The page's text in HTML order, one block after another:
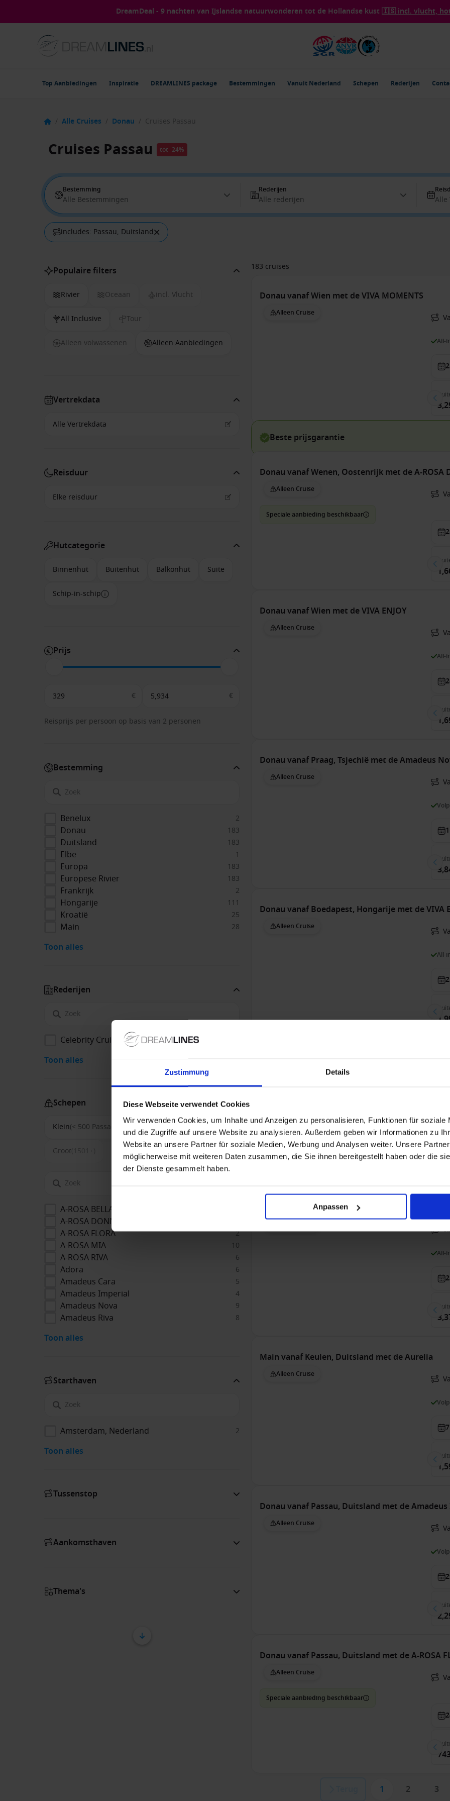
Zustimmung Details
Diese Webseite verwendet Cookies
Wir verwenden Cookies, um Inhalte und Anzeigen zu personalisieren, Funktionen für soziale
und die Zugriffe auf unsere Website zu analysieren. Außerdem geben wir Informationen zu
Website an unsere Partner für soziale Medien, Werbung und Analysen weiter. Unsere
möglicherweise mit weiteren Daten zusammen, die Sie ihnen bereitgestellt haben oder die
der Dienste gesammelt haben.
Anpassen
DreamDeal - 9 nachten van IJslandse natuurwonderen tot de Hollandse kust 🇮🇸 incl. vlucht,
Top Aanbiedingen Inspiratie DREAMLINES package Bestemmingen Vanuit Nederland Schepen Rederijen
/ Alle Cruises / Donau / Cruises Passau
Cruises Passau tot -24%
Bestemming
Alle Bestemmingen
Rederijen
Alle rederijen Alle
includes: Passau, Duitsland
Populaire filters
Rivier Oceaan incl. Vlucht
All Inclusive Tour
Alleen volwassenen Alleen Aanbiedingen
Vertrekdata
Reisduur
Hutcategorie
Binnenhut Buitenhut Balkonhut Suite
Schip-in-schip
Prijs
€ €
Reisprijs per persoon op basis van 2 personen
Bestemming
Benelux 2
Donau 183
Duitsland 183
Elbe 1
Europa 183
Europese Rivier 183
Frankrijk 2
Hongarije 111
Kroatië 25
Main 28
Toon alles
Rederijen
Celebrity Cruises
Toon alles
Schepen
Klein(< 500 Passagiers) Middel(500-1500)
Groot
A-ROSA BELLA
A-ROSA DONNA
A-ROSA FLORA 2
A-ROSA MIA 10
A-ROSA RIVA 6
Adora 6
Amadeus Cara 5
Amadeus Imperial 4
Amadeus Nova 9
Amadeus Riva 8
Toon alles
Start­haven
Amsterdam, Nederland 2
Toon alles
Tussenstop
Aankomsthaven
Thema's
183 cruises
Donau vanaf Wien met de VIVA MOMENTS
Alleen Cruise
All-
Beste prijsgarantie
Donau vanaf Wenen, Oostenrijk met de A-ROSA
Alleen Cruise
Speciale aanbieding beschikbaar
Donau vanaf Wien met de VIVA ENJOY
Alleen Cruise
All-
Donau vanaf Praag, Tsjechië met de Amadeus
Alleen Cruise
Donau vanaf Boedapest, Hongarije met de VIVA
Alleen Cruise
All-
Donau vanaf Boedapest, Hongarije met de VIVA
Donau vanaf Wien met de VIVA ENJOY
All-
Main vanaf Keulen, Duitsland met de Aurelia
Alleen Cruise
Donau vanaf Passau, Duitsland met de
Alleen Cruise
Donau vanaf Passau, Duitsland met de A-ROSA
Alleen Cruise
Speciale aanbieding beschikbaar
1 2 3